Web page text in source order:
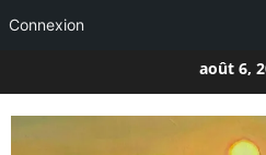
Connexion
au
contenu
août 6,